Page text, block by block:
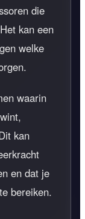
die
kan een
welke
waarin
kan
en dat je
bereiken.